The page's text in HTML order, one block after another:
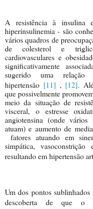
A resistência à insulina
hiperinsulinemia - são
vários quadros de
de colesterol e
cardiovasculares e
significativamente
sugerido uma relação
hipertensão [11] , [12].
que possivelmente
meio da situação de
visceral, o estresse
angiotensina (onde vários
atuam) e aumento de
fatores atuando em
simpática,
resultando em hipertensão
Um dos pontos sublinhados
descoberta de que o